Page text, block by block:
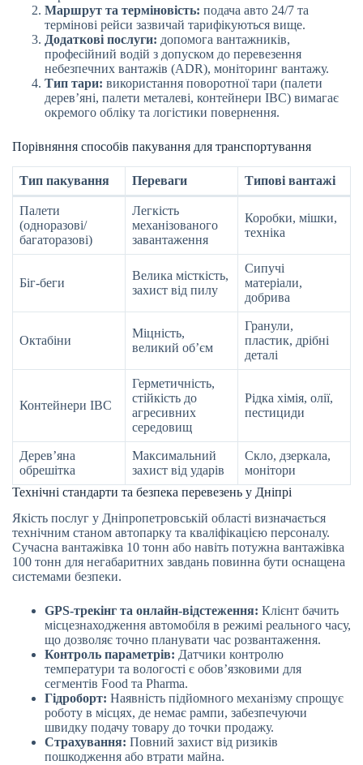
Маршрут та терміновість: подача авто 24/7 та
термінові рейси зазвичай тарифікуються вище.
Додаткові послуги: допомога вантажників,
професійний водій з допуском до перевезення
небезпечних вантажів (ADR), моніторинг вантажу.
Тип тари: використання поворотної тари (палети
дерев’яні, палети металеві, контейнери IBC) вимагає
окремого обліку та логістики повернення.
Порівняння способів пакування для транспортування
Тип пакування Переваги Типові вантажі
Палети
(одноразові/
багаторазові)
Легкість
механізованого
завантаження
Коробки, мішки,
техніка
Біг-беги
Велика місткість,
захист від пилу
Сипучі
матеріали,
добрива
Октабіни
Міцність,
великий об’єм
Гранули,
пластик, дрібні
деталі
Контейнери IBC
Герметичність,
стійкість до
агресивних
середовищ
Рідка хімія, олії,
пестициди
Дерев’яна
обрешітка
Максимальний
захист від ударів
Скло, дзеркала,
монітори
Технічні стандарти та безпека перевезень у Дніпрі
Якість послуг у Дніпропетровській області визначається
технічним станом автопарку та кваліфікацією персоналу.
Сучасна вантажівка 10 тонн або навіть потужна вантажівка
100 тонн для негабаритних завдань повинна бути оснащена
системами безпеки.
GPS-трекінг та онлайн-відстеження: Клієнт бачить
місцезнаходження автомобіля в режимі реального часу,
що дозволяє точно планувати час розвантаження.
Контроль параметрів: Датчики контролю
температури та вологості є обов’язковими для
сегментів Food та Pharma.
Гідроборт: Наявність підйомного механізму спрощує
роботу в місцях, де немає рампи, забезпечуючи
швидку подачу товару до точки продажу.
Страхування: Повний захист від ризиків
пошкодження або втрати майна.